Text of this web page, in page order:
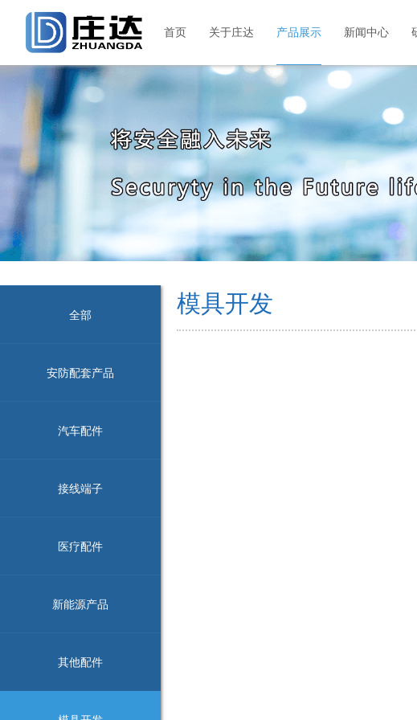
首页 关于庄达 产品展示 新闻中心
全部
安防配套产品
汽车配件
接线端子
医疗配件
新能源产品
其他配件
模具开发